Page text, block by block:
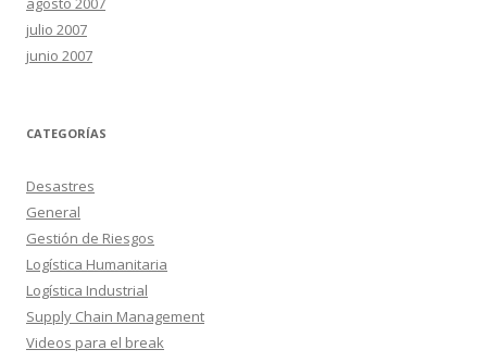
julio 2007
junio 2007
CATEGORÍAS
Desastres
General
Gestión de Riesgos
Logística Humanitaria
Logística Industrial
Supply Chain Management
Videos para el break